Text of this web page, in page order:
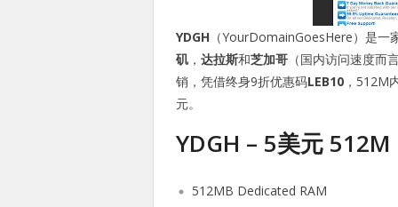
YDGH （YourDomainGoesHere）是一
矶 ， 达拉斯和芝加哥 （国内访问速度而
销，凭借终身9折优惠码LEB10 ，512M
元。
YDGH – 5美元
512MB Dedicated RAM